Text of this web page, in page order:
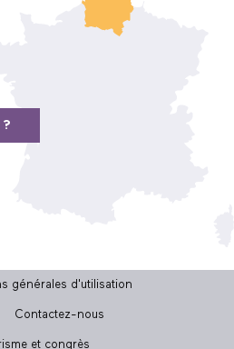
?
générales d'utilisation
Contactez-nous
et congrès